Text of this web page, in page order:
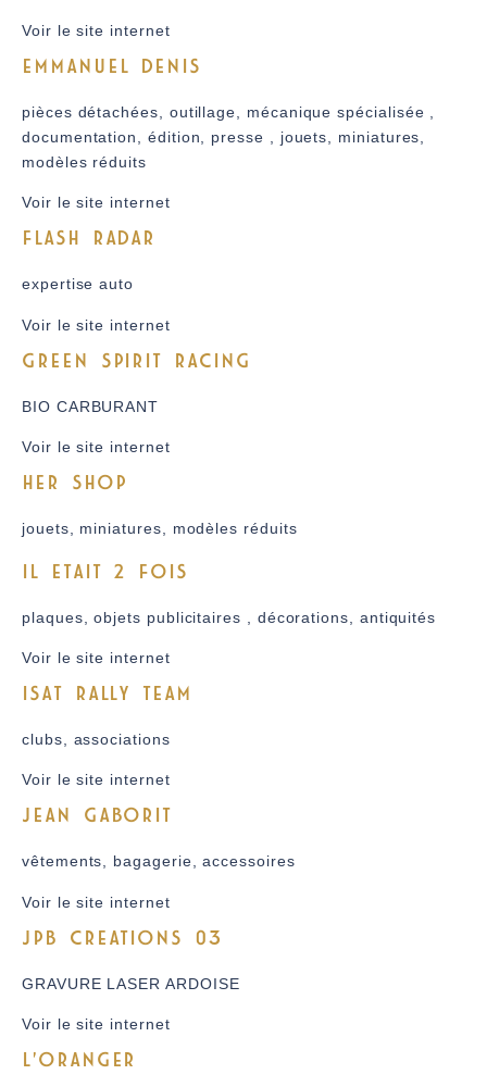
Voir le site internet
EMMANUEL DENIS
pièces détachées, outillage, mécanique spécialisée ,
documentation, édition, presse , jouets, miniatures,
modèles réduits
Voir le site internet
FLASH RADAR
expertise auto
Voir le site internet
GREEN SPIRIT RACING
BIO CARBURANT
Voir le site internet
HER SHOP
jouets, miniatures, modèles réduits
IL ETAIT 2 FOIS
plaques, objets publicitaires , décorations, antiquités
Voir le site internet
ISAT RALLY TEAM
clubs, associations
Voir le site internet
JEAN GABORIT
vêtements, bagagerie, accessoires
Voir le site internet
JPB CREATIONS 03
GRAVURE LASER ARDOISE
Voir le site internet
L'ORANGER